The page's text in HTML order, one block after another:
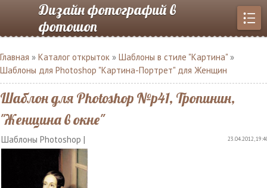
Дизайн фотографий в
фотошоп
Главная » Каталог открыток » Шаблоны в стиле "Картина" »
Шаблоны для Photoshop "Картина-Портрет" для Женщин
Шаблон для Photoshop №p41, Тропинин,
"Женщина в окне"
Шаблоны Photoshop | 23.04.2012,